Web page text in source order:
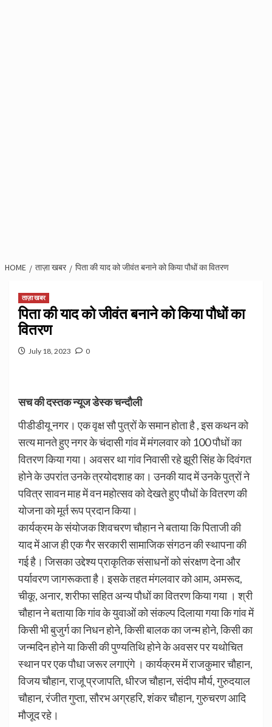
HOME ताज़ा खबर पिता की याद को जीवंत बनाने को किया पौधों का वितरण
ताज़ा खबर
पिता की याद को जीवंत बनाने को किया पौधों का
वितरण
July 18, 2023 0
सच की दस्तक न्यूज डेस्क चन्दौली
पीडीडीयू नगर। एक वृक्ष सौ पुत्रों के समान होता है , इस कथन को
सत्य मानते हुए नगर के चंदासी गांव में मंगलवार को 100 पौधों का
वितरण किया गया। अवसर था गांव निवासी रहे झूरी सिंह के दिवंगत
होने के उपरांत उनके त्रयोदशाह का। उनकी याद में उनके पुत्रों ने
पवित्र सावन माह में वन महोत्सव को देखते हुए पौधों के वितरण की
योजना को मूर्त रूप प्रदान किया।
कार्यक्रम के संयोजक शिवचरण चौहान ने बताया कि पिताजी की
याद में आज ही एक गैर सरकारी सामाजिक संगठन की स्थापना की
गई है। जिसका उद्देश्य प्राकृतिक संसाधनों को संरक्षण देना और
पर्यावरण जागरूकता है। इसके तहत मंगलवार को आम, अमरूद,
चीकू, अनार, शरीफा सहित अन्य पौधों का वितरण किया गया ‌। श्री
चौहान ने बताया कि गांव के युवाओं को संकल्प दिलाया गया कि गांव में
किसी भी बुजुर्ग का निधन होने, किसी बालक का जन्म होने, किसी का
जन्मदिन होने या किसी की पुण्यतिथि होने के अवसर पर यथोचित
स्थान पर एक पौधा जरूर लगाएंगे ‌। कार्यक्रम में राजकुमार चौहान,
विजय चौहान, राजू प्रजापति, धीरज चौहान, संदीप मौर्य, गुरुदयाल
चौहान, रंजीत गुप्ता, सौरभ अग्रहरि, शंकर चौहान, गुरुचरण आदि
मौजूद रहे।